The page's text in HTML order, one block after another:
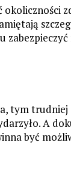
okoliczności
zabezpieczyć
tym
A
być